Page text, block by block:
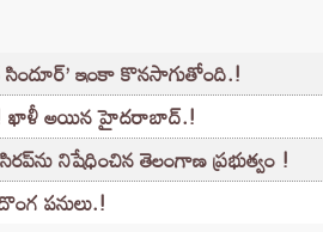
సిందూర్’ ఇంకా కొనసాగుతోంది.!
ఖాళీ అయిన హైదరాబాద్.!
నిషేధించిన తెలంగాణ ప్రభుత్వం !
పనులు.!